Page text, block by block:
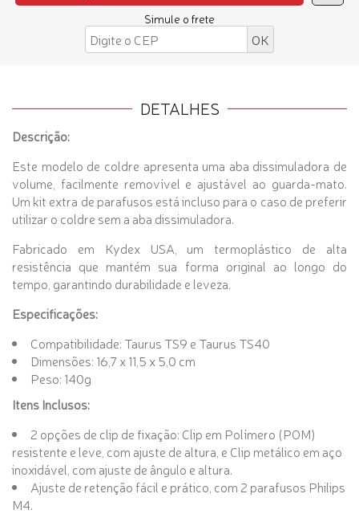
Simule o frete
DETALHES
Descrição:
Este modelo de coldre apresenta uma aba dissimuladora de
volume, facilmente removível e ajustável ao guarda-mato.
Um kit extra de parafusos está incluso para o caso de preferir
utilizar o coldre sem a aba dissimuladora.
Fabricado em Kydex USA, um termoplástico de alta
resistência que mantém sua forma original ao longo do
tempo, garantindo durabilidade e leveza.
Especificações:
Compatibilidade: Taurus TS9 e Taurus TS40
Dimensões: 16,7 x 11,5 x 5,0 cm
Peso: 140g
Itens Inclusos:
2 opções de clip de fixação: Clip em Polímero (POM)
resistente e leve, com ajuste de altura, e Clip metálico em aço
inoxidável, com ajuste de ângulo e altura.
Ajuste de retenção fácil e prático, com 2 parafusos Philips
M4.